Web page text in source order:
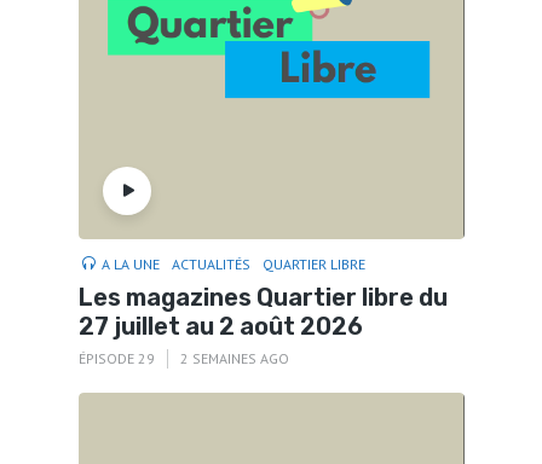
A LA UNE ACTUALITÉS QUARTIER LIBRE
Les magazines Quartier libre du
27 juillet au 2 août 2026
ÉPISODE 29 2 SEMAINES AGO